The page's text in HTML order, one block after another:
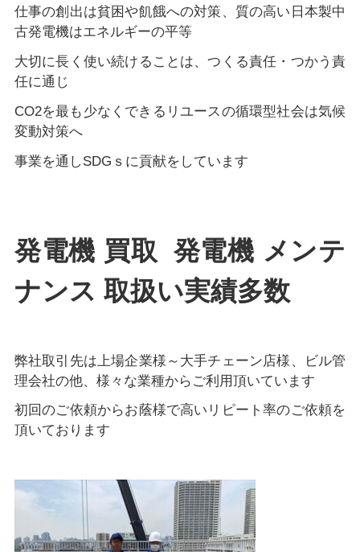
仕事の創出は貧困や飢餓への対策、質の高い日本製中
古発電機はエネルギーの平等
大切に長く使い続けることは、つくる責任・つかう責
任に通じ
CO2を最も少なくできるリユースの循環型社会は気候
変動対策へ
事業を通しSDGｓに貢献をしています
発電機 買取 発電機 メンテ
ナンス 取扱い実績多数
弊社取引先は上場企業様～大手チェーン店様、ビル管
理会社の他、様々な業種からご利用頂いています
初回のご依頼からお蔭様で高いリピート率のご依頼を
頂いております